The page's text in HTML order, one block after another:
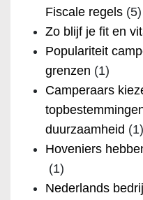
Fiscale regels (5)
Zo blijf je fit en
Populariteit
grenzen (1)
Camperaars
duurzaamheid (1)
Hoveniers
(1)
Nederlands